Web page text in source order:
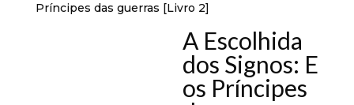
Príncipes das guerras [Livro 2]
A Escolhida
dos Signos: E
os Príncipes